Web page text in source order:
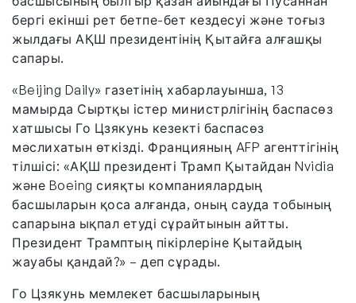
бергі екінші рет бетпе-бет кездесуі және тоғыз
жылдағы АҚШ президентінің Қытайға алғашқы
сапары.
«Beijing Daily» газетінің хабарлауынша, 13
мамырда Сыртқы істер министрлігінің баспасөз
хатшысы Го Цзякунь кезекті баспасөз
мәслихатын өткізді. Францияның AFP агенттігінің
тілшісі: «АҚШ президенті Трамп Қытайдан Nvidia
және Boeing сияқты компаниялардың
басшыларын қоса алғанда, оның сауда тобының
сапарына ықпал етуді сұрайтынын айтты.
Президент Трамптың пікірлеріне Қытайдың
жауабы қандай?» – деп сұрады.
Го Цзякунь мемлекет басшыларының